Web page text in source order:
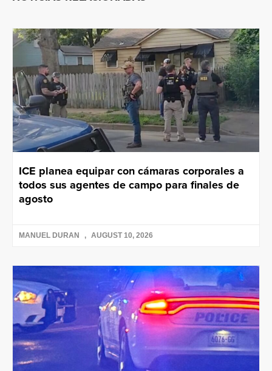
ICE planea equipar con cámaras corporales a
todos sus agentes de campo para finales de
agosto
MANUEL DURAN AUGUST 10, 2026